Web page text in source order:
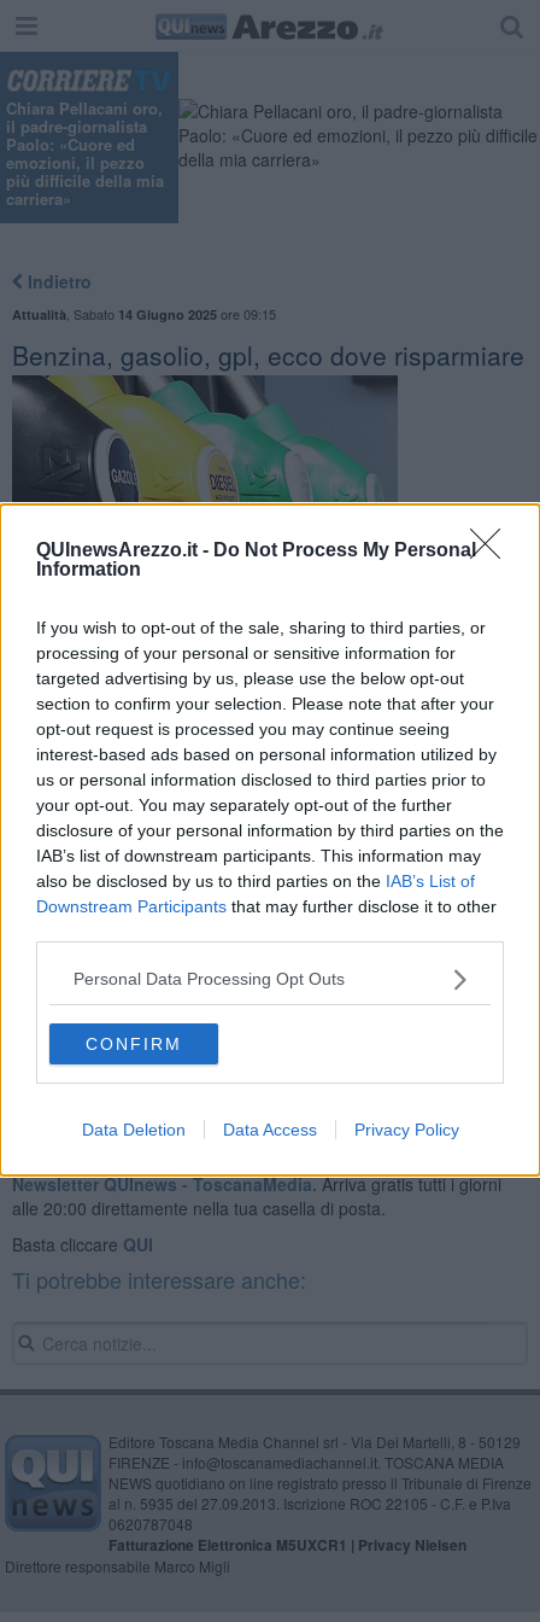
QUInewsArezzo.it - Do Not Process My Personal
Information
If you wish to opt-out of the sale, sharing to third parties, or
processing of your personal or sensitive information for
targeted advertising by us, please use the below opt-out
section to confirm your selection. Please note that after your
opt-out request is processed you may continue seeing
interest-based ads based on personal information utilized by
us or personal information disclosed to third parties prior to
your opt-out. You may separately opt-out of the further
disclosure of your personal information by third parties on the
IAB’s list of downstream participants. This information may
also be disclosed by us to third parties on the IAB’s List of
Downstream Participants that may further disclose it to other
Personal Data Processing Opt Outs
CONFIRM
Data Deletion Data Access Privacy Policy
Chiara Pellacani oro,
il padre-giornalista
Paolo: «Cuore ed
emozioni, il pezzo
più difficile della mia
carriera»
Indietro
Attualità Sabato 14 Giugno 2025ore 09:15
Benzina, gasolio, gpl, ecco dove risparmiare
Ecco l'elenco dei prezzi del carburante in provincia di Arezzo.
Comune per comune gli impianti più economici dove fare
rifornimento.
PROVINCIA DI AREZZO —Questi i prezzi dei carburantirilevati al
giorno 14 giugno 2025dalMinistero dello sviluppo economico
Newsletter QUInews - ToscanaMedia.Arriva gratis tutti i giorni
alle 20:00 direttamente nella tua casella di posta.
Basta cliccare QUI
Ti potrebbe interessare anche:
Editore Toscana Media Channel srl - Via Dei Martelli, 8 - 50129
FIRENZE - info@toscanamediachannel.it. TOSCANA MEDIA
NEWS quotidiano on line registrato presso il Tribunale di Firenze
al n. 5935 del 27.09.2013. Iscrizione ROC 22105 - C.F. e P.Iva
0620787048
Fatturazione Elettronica M5UXCR1 | Privacy Nielsen
Direttore responsabile Marco Migli